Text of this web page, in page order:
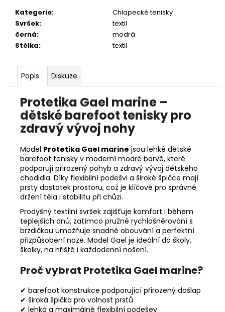
Kategorie:
Chlapecké tenisky
Svršek:
textil
černá:
modrá
Stélka: textil
Popis Diskuze
Protetika Gael marine –
dětské barefoot tenisky pro
zdravý vývoj nohy
Model Protetika Gael marine jsou lehké dětské
barefoot tenisky v moderní modré barvě, které
podporují přirozený pohyb a zdravý vývoj dětského
chodidla. Díky flexibilní podešvi a široké špičce mají
prsty dostatek prostoru, což je klíčové pro správné
držení těla i stabilitu při chůzi.
Prodyšný textilní svršek zajišťuje komfort i během
teplejších dnů, zatímco pružné rychlošněrování s
brzdičkou umožňuje snadné obouvání a perfektní
přizpůsobení noze. Model Gael je ideální do školy,
školky, na hřiště i každodenní nošení.
Proč vybrat Protetika Gael marine?
✔ barefoot konstrukce podporující přirozený došlap
✔ široká špička pro volnost prstů
✔ lehká a maximálně flexibilní podešev
998
Kč